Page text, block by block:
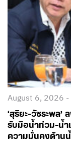
August 6, 2026
‘สุริยะ-วัชระพล
รับมือน้ำท่วม-น้ำ
ความมั่นคงด้านน้